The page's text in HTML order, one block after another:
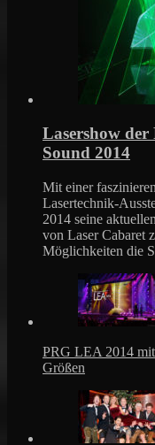
Lasershow
Sound 2014
Mit einer
Lasertechnik-
2014 seine
von Laser Cabaret
Möglichkeiten die
PRG LEA 2014
Größen